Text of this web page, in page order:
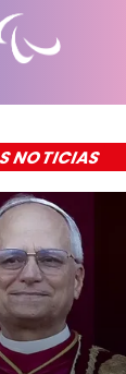
NOTICIAS